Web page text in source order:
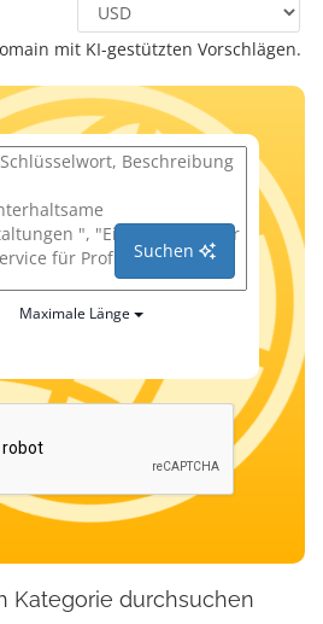
mit KI-gestützten Vorschlägen.
Suchen
Maximale Länge
Kategorie durchsuchen